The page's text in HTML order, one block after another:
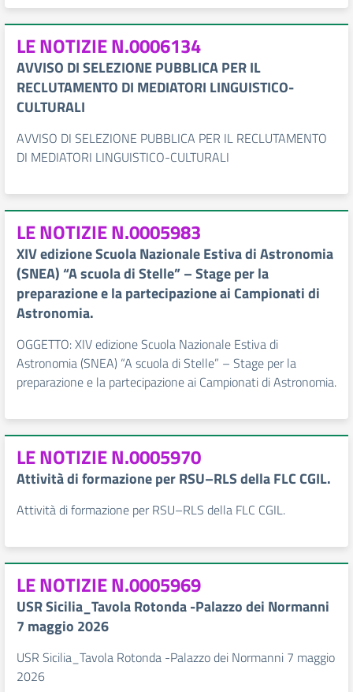
LE NOTIZIE N.0006134
AVVISO DI SELEZIONE PUBBLICA PER IL
RECLUTAMENTO DI MEDIATORI LINGUISTICO-
CULTURALI
AVVISO DI SELEZIONE PUBBLICA PER IL RECLUTAMENTO
DI MEDIATORI LINGUISTICO-CULTURALI
LE NOTIZIE N.0005983
XIV edizione Scuola Nazionale Estiva di Astronomia
(SNEA) “A scuola di Stelle” – Stage per la
preparazione e la partecipazione ai Campionati di
Astronomia.
OGGETTO: XIV edizione Scuola Nazionale Estiva di
Astronomia (SNEA) “A scuola di Stelle” – Stage per la
preparazione e la partecipazione ai Campionati di Astronomia.
LE NOTIZIE N.0005970
Attività di formazione per RSU–RLS della FLC CGIL.
Attività di formazione per RSU–RLS della FLC CGIL.
LE NOTIZIE N.0005969
USR Sicilia_Tavola Rotonda -Palazzo dei Normanni
7 maggio 2026
USR Sicilia_Tavola Rotonda -Palazzo dei Normanni 7 maggio
2026